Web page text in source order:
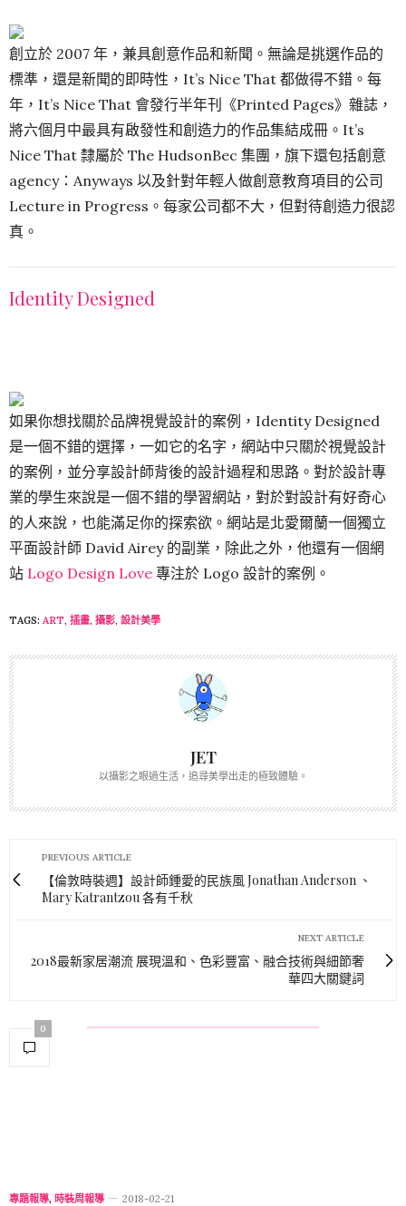
創立於 2007 年，兼具創意作品和新聞。無論是挑選作品的
標準，還是新聞的即時性，It’s Nice That 都做得不錯。每
年，It’s Nice That 會發行半年刊《Printed Pages》雜誌，
將六個月中最具有啟發性和創造力的作品集結成冊。It’s
Nice That 隸屬於 The HudsonBec 集團，旗下還包括創意
agency：Anyways 以及針對年輕人做創意教育項目的公司
Lecture in Progress。每家公司都不大，但對待創造力很認
真。
Identity Designed
如果你想找關於品牌視覺設計的案例，Identity Designed
是一個不錯的選擇，一如它的名字，網站中只關於視覺設計
的案例，並分享設計師背後的設計過程和思路。對於設計專
業的學生來說是一個不錯的學習網站，對於對設計有好奇心
的人來說，也能滿足你的探索欲。網站是北愛爾蘭一個獨立
平面設計師 David Airey 的副業，除此之外，他還有一個網
站 Logo Design Love 專注於 Logo 設計的案例。
TAGS: ART, 插畫, 攝影, 設計美學
JET
以攝影之眼過生活，追尋美學出走的極致體驗。
PREVIOUS ARTICLE
【倫敦時裝週】設計師鍾愛的民族風 Jonathan Anderson 、
Mary Katrantzou 各有千秋
NEXT ARTICLE
2018最新家居潮流 展現溫和、色彩豐富、融合技術與細節奢
華四大關鍵詞
0
專題報導, 時裝周報導 2018-02-21